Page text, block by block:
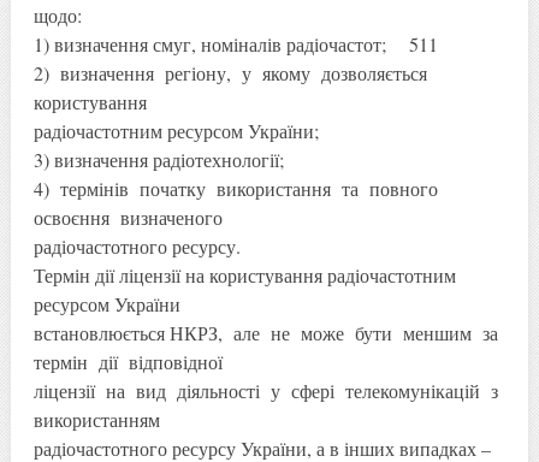
щодо:
1) визначення смуг, номіналів радіочастот; 511
2) визначення регіону, у якому дозволяється
користування
радіочастотним ресурсом України;
3) визначення радіотехнології;
4) термінів початку використання та повного
освоєння визначеного
радіочастотного ресурсу.
Термін дії ліцензії на користування радіочастотним
ресурсом України
встановлюється НКРЗ, але не може бути меншим за
термін дії відповідної
ліцензії на вид діяльності у сфері телекомунікацій з
використанням
радіочастотного ресурсу України, а в інших випадках –